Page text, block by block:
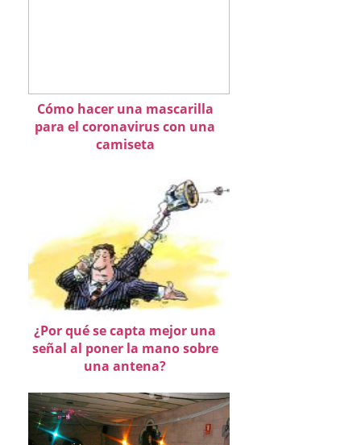
Cómo hacer una mascarilla
para el coronavirus con una
camiseta
¿Por qué se capta mejor una
señal al poner la mano sobre
una antena?